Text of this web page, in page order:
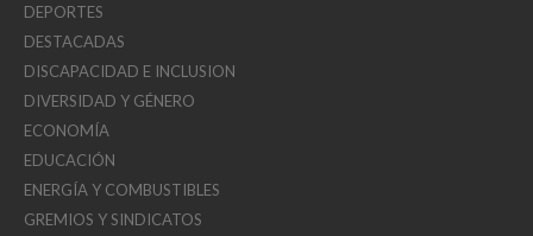
DEPORTES
DESTACADAS
DISCAPACIDAD E INCLUSION
DIVERSIDAD Y GÉNERO
ECONOMÍA
EDUCACIÓN
ENERGÍA Y COMBUSTIBLES
GREMIOS Y SINDICATOS